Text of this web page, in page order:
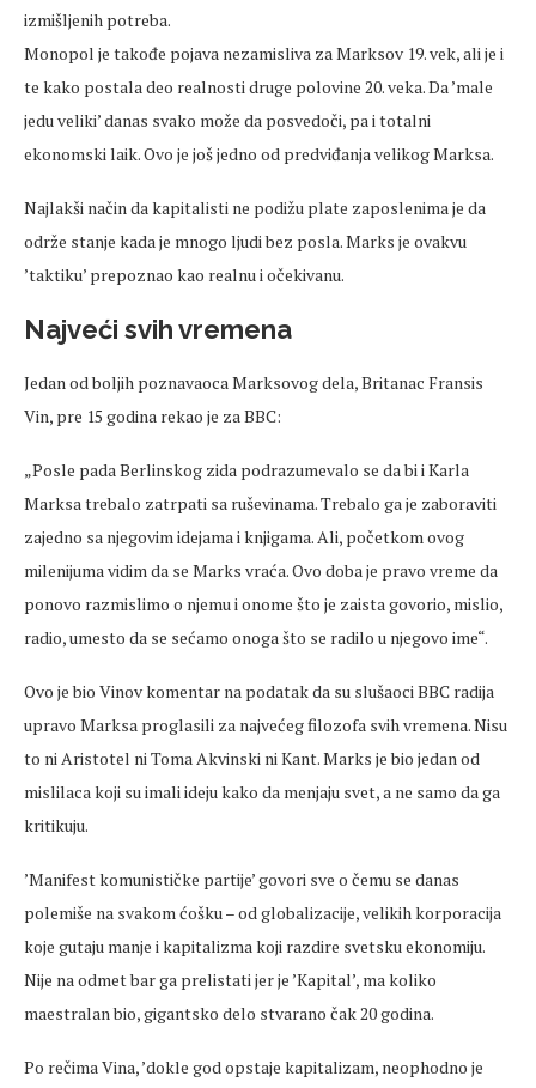
izmišljenih potreba.
Monopol je takođe pojava nezamisliva za Marksov 19. vek, ali je i
te kako postala deo realnosti druge polovine 20. veka. Da ’male
jedu veliki’ danas svako može da posvedoči, pa i totalni
ekonomski laik. Ovo je još jedno od predviđanja velikog Marksa.
Najlakši način da kapitalisti ne podižu plate zaposlenima je da
održe stanje kada je mnogo ljudi bez posla. Marks je ovakvu
’taktiku’ prepoznao kao realnu i očekivanu.
Najveći svih vremena
Jedan od boljih poznavaoca Marksovog dela, Britanac Fransis
Vin, pre 15 godina rekao je za BBC:
„Posle pada Berlinskog zida podrazumevalo se da bi i Karla
Marksa trebalo zatrpati sa ruševinama. Trebalo ga je zaboraviti
zajedno sa njegovim idejama i knjigama. Ali, početkom ovog
milenijuma vidim da se Marks vraća. Ovo doba je pravo vreme da
ponovo razmislimo o njemu i onome što je zaista govorio, mislio,
radio, umesto da se sećamo onoga što se radilo u njegovo ime“.
Ovo je bio Vinov komentar na podatak da su slušaoci BBC radija
upravo Marksa proglasili za najvećeg filozofa svih vremena. Nisu
to ni Aristotel ni Toma Akvinski ni Kant. Marks je bio jedan od
mislilaca koji su imali ideju kako da menjaju svet, a ne samo da ga
kritikuju.
’Manifest komunističke partije’ govori sve o čemu se danas
polemiše na svakom ćošku – od globalizacije, velikih korporacija
koje gutaju manje i kapitalizma koji razdire svetsku ekonomiju.
Nije na odmet bar ga prelistati jer je ’Kapital’, ma koliko
maestralan bio, gigantsko delo stvarano čak 20 godina.
Po rečima Vina, ’dokle god opstaje kapitalizam, neophodno je